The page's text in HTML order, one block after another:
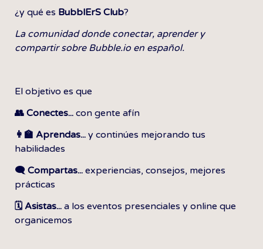
¿y qué es BubblErS Club?
La comunidad donde conectar, aprender y
compartir sobre Bubble.io en español.
El objetivo es que
👥 Conectes... con gente afín
👩‍🏫 Aprendas... y continúes mejorando tus
habilidades
🗨️ Compartas... experiencias, consejos, mejores
prácticas
🗓️ Asistas... a los eventos presenciales y online que
organicemos